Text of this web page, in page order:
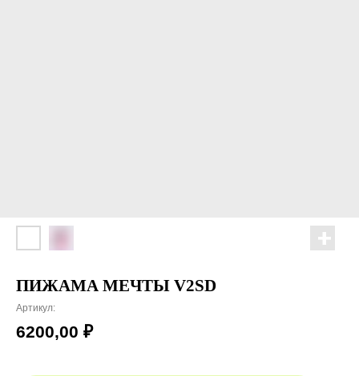
ПИЖАМА МЕЧТЫ V2SD
Артикул:
6200,00 ₽